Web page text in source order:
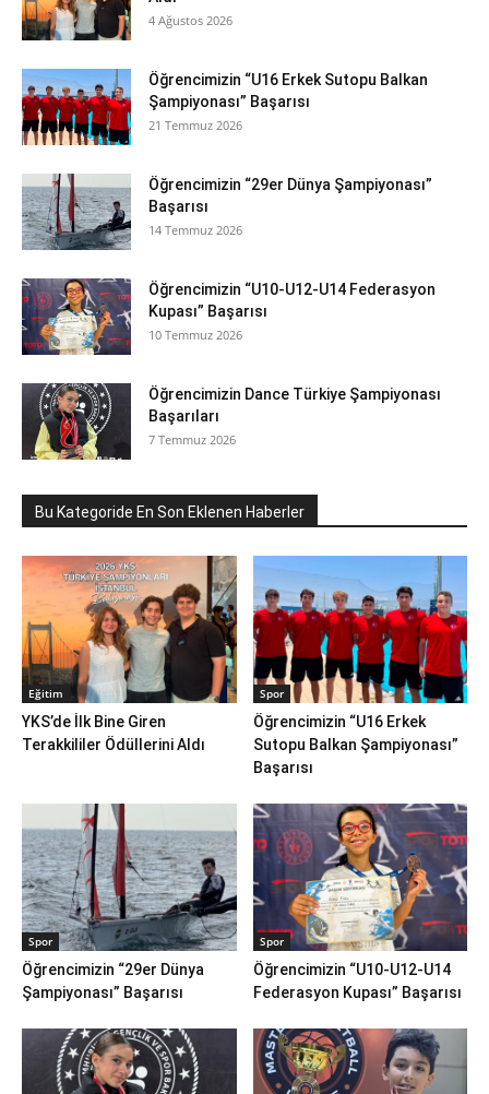
4 Ağustos 2026
Öğrencimizin “U16 Erkek Sutopu Balkan
Şampiyonası” Başarısı
21 Temmuz 2026
Öğrencimizin “29er Dünya Şampiyonası”
Başarısı
14 Temmuz 2026
Öğrencimizin “U10-U12-U14 Federasyon
Kupası” Başarısı
10 Temmuz 2026
Öğrencimizin Dance Türkiye Şampiyonası
Başarıları
7 Temmuz 2026
Bu Kategoride En Son Eklenen Haberler
Eğitim
YKS’de İlk Bine Giren
Terakkililer Ödüllerini Aldı
Spor
Öğrencimizin “U16 Erkek
Sutopu Balkan Şampiyonası”
Başarısı
Spor
Öğrencimizin “29er Dünya
Şampiyonası” Başarısı
Spor
Öğrencimizin “U10-U12-U14
Federasyon Kupası” Başarısı